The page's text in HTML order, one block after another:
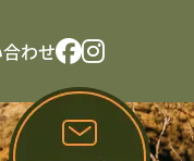
わせ